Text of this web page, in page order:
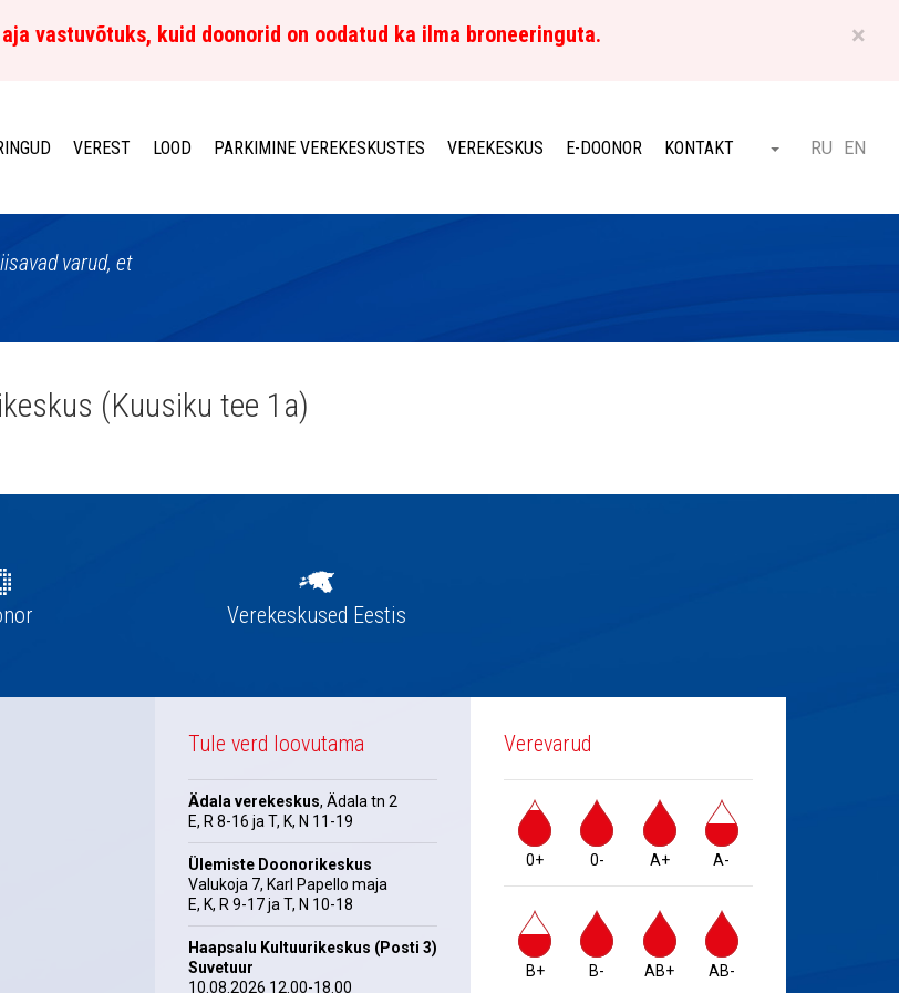
×
vastuvõtuks, kuid doonorid on oodatud ka ilma broneeringuta.
VEREST LOOD PARKIMINE VEREKESKUSTES VEREKESKUS E-DOONOR KONTAKT Otsi ET
RU EN
varud, et
(Kuusiku tee 1a)
Verekeskused Eestis
Tule verd loovutama
Ädala verekeskus, Ädala tn 2
E, R 8-16 ja T, K, N 11-19
Ülemiste Doonorikeskus
Valukoja 7, Karl Papello maja
E, K, R 9-17 ja T, N 10-18
Haapsalu Kultuurikeskus (Posti 3)
Suvetuur
10.08.2026 12.00-18.00
Verevarud
0+ 0- A+ A-
B+ B- AB+ AB-